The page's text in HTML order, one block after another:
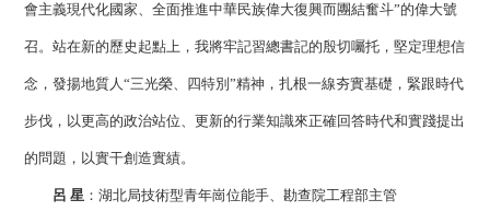
會主義現代化國家、全面推進中華民族偉大復興而團結奮斗”的偉大號
召。站在新的歷史起點上，我將牢記習總書記的殷切囑托，堅定理想信
念，發揚地質人“三光榮、四特別”精神，扎根一線夯實基礎，緊跟時代
步伐，以更高的政治站位、更新的行業知識來正確回答時代和實踐提出
的問題，以實干創造實績。
呂 星 ：湖北局技術型青年崗位能手、勘查院工程部主管